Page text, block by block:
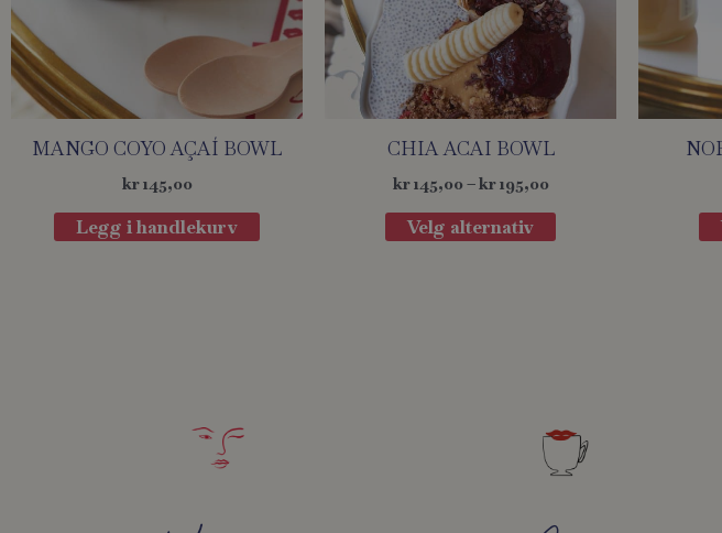
MANGO COYO AÇAÍ BOWL
kr145,00
Legg i handlekurv
CHIA ACAI BOWL
kr145,00 –kr195,00
Velg alternativ